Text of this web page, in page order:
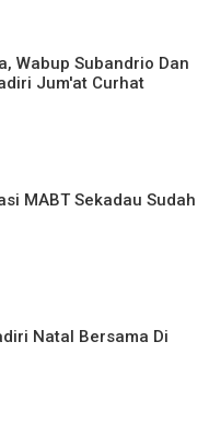
Wabup Subandrio Dan
Jum'at Curhat
MABT Sekadau Sudah
Natal Bersama Di